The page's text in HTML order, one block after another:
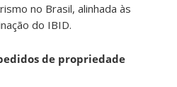
no Brasil, alinhada às
do IBID.
de propriedade